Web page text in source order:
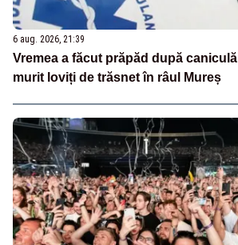
6 aug. 2026, 21:39
Vremea a făcut prăpăd după
murit loviți de trăsnet în râul Mureș